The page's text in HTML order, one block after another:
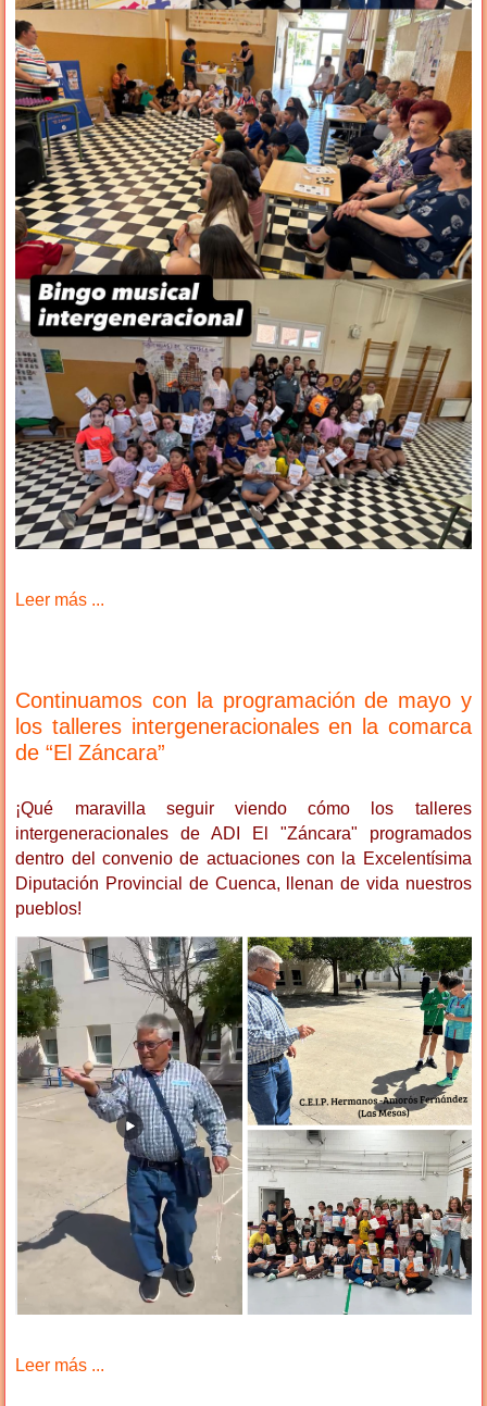
Leer más ...
Continuamos con la programación de mayo y
los talleres intergeneracionales en la comarca
de “El Záncara”
¡Qué maravilla seguir viendo cómo los talleres
intergeneracionales de ADI El "Záncara" programados
dentro del convenio de actuaciones con la Excelentísima
Diputación Provincial de Cuenca, llenan de vida nuestros
pueblos!
Leer más ...